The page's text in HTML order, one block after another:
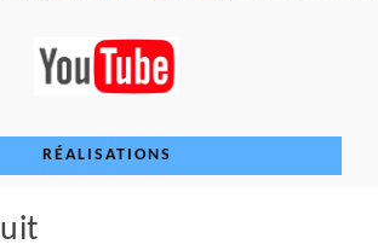
RÉALISATIONS